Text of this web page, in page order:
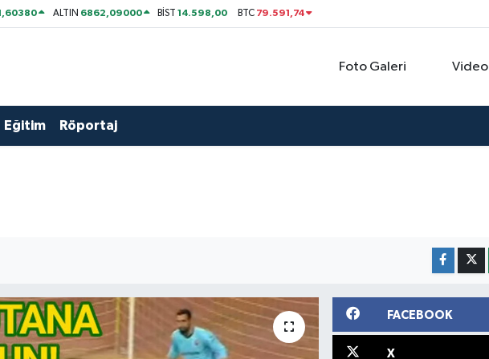
ALTIN 6862,09000 BİST14.598,00 BTC 79.591,74
Foto Galeri Video
Eğitim Röportaj
FACEBOOK
X